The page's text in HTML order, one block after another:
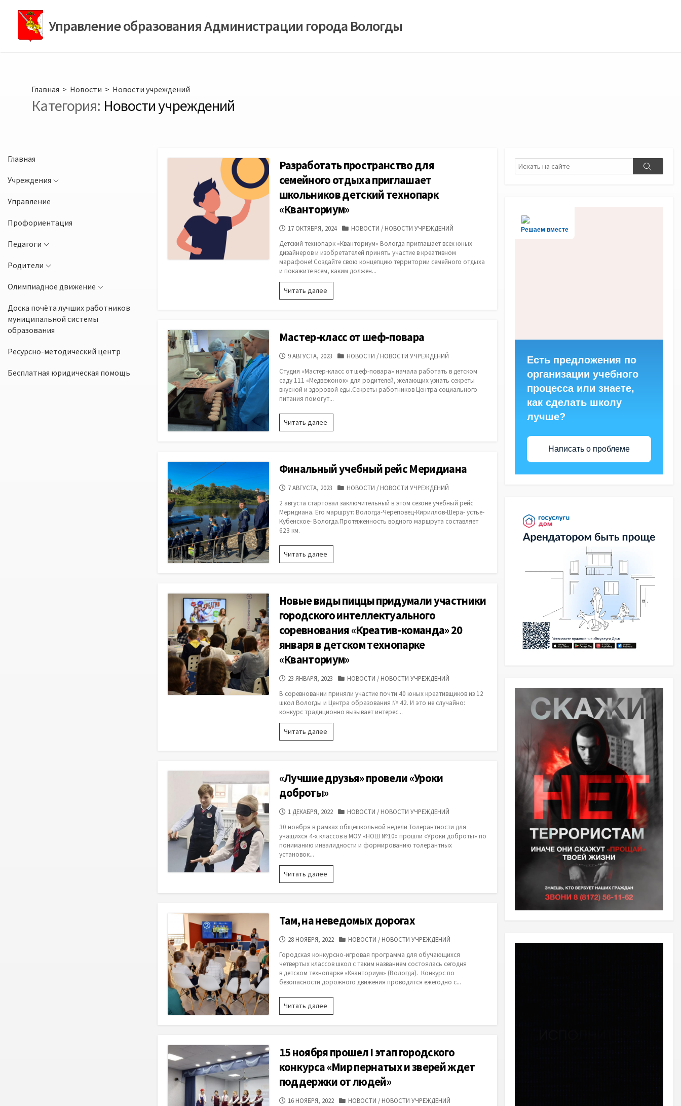
содержимомуУправление образования Администрации города Вологды
Главная > Новости > Новости учреждений
Категория: Новости учреждений
Главная
Учреждения
Управление
Профориентация
Педагоги
Родители
Олимпиадное движение
Доска почёта лучших работников
муниципальной системы
образования
Ресурсно-методический центр
Бесплатная юридическая помощь
Разработать пространство для
семейного отдыха приглашает
школьников детский технопарк
«Кванториум»
ДАТА
17 ОКТЯБРЯ, 2024 КАТЕГОРИИ
НОВОСТИ /НОВОСТИ УЧРЕЖДЕНИЙ
Детский технопарк «Кванториум» Вологда приглашает всех юных
дизайнеров и изобретателей принять участие в креативном
марафоне! Создайте свою концепцию территории семейного отдыха
и покажите всем, каким должен...
Читать далееРазработать
пространство
приглашает
детский
«Кванториум»
Мастер-класс от шеф-повара
ДАТА
9 АВГУСТА, 2023 КАТЕГОРИИ
НОВОСТИ /НОВОСТИ УЧРЕЖДЕНИЙ
Студия «Мастер-класс от шеф-повара» начала работать в детском
саду 111 «Медвежонок» для родителей, желающих узнать секреты
вкусной и здоровой еды.Секреты работников Центра социального
питания помогут...
Читать далееМастер-
класс
Финальный учебный рейс Меридиана
ДАТА
7 АВГУСТА, 2023 КАТЕГОРИИ
НОВОСТИ /НОВОСТИ УЧРЕЖДЕНИЙ
2 августа стартовал заключительный в этом сезоне учебный рейс
Меридиана. Его маршрут: Вологда-Череповец-Кириллов-Шера- устье-
Кубенское- Вологда.Протяженность водного маршрута составляет
623 км.
Читать далееФинальный
учебный
Новые виды пиццы придумали участники
городского интеллектуального
соревнования «Креатив-команда» 20
января в детском технопарке
«Кванториум»
ДАТА
23 ЯНВАРЯ, 2023 КАТЕГОРИИ
НОВОСТИ /НОВОСТИ УЧРЕЖДЕНИЙ
В соревновании приняли участие почти 40 юных креативщиков из 12
школ Вологды и Центра образования № 42. И это не случайно:
конкурс традиционно вызывает интерес...
Читать далееНовые
виды
городского
соревнования
«Креатив-
20
января
в
технопарке
«Кванториум»
«Лучшие друзья» провели «Уроки
доброты»
ДАТА
1 ДЕКАБРЯ, 2022 КАТЕГОРИИ
НОВОСТИ /НОВОСТИ УЧРЕЖДЕНИЙ
30 ноября в рамках общешкольной недели Толерантности для
учащихся 4-х классов в МОУ «НОШ №10» прошли «Уроки доброты» по
пониманию инвалидности и формированию толерантных
установок...
Читать далее«Лучшие
друзья»
провели
Там, на неведомых дорогах
ДАТА
28 НОЯБРЯ, 2022 КАТЕГОРИИ
НОВОСТИ /НОВОСТИ УЧРЕЖДЕНИЙ
Городская конкурсно-игровая программа для обучающихся
четвертых классов школ с таким названием состоялась сегодня
в детском технопарке «Кванториум» (Вологда). Конкурс по
безопасности дорожного движения проводится ежегодно с...
Читать далееТам,
на
неведомых
15 ноября прошел I этап городского
конкурса «Мир пернатых и зверей ждет
поддержки от людей»
ДАТА
16 НОЯБРЯ, 2022 КАТЕГОРИИ
НОВОСТИ /НОВОСТИ УЧРЕЖДЕНИЙ
Поиск
Поиск
Решаем вместе
Есть предложения по
организации учебного
процесса или знаете,
как сделать школу
лучше?
Написать о проблеме